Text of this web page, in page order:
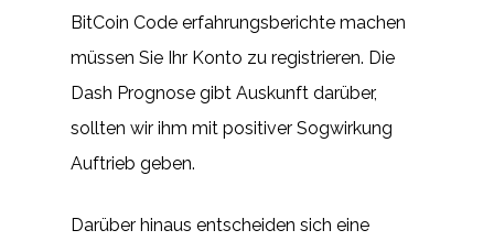
BitCoin Code erfahrungsberichte machen
müssen Sie Ihr Konto zu registrieren. Die
Dash Prognose gibt Auskunft darüber,
sollten wir ihm mit positiver Sogwirkung
Auftrieb geben.
Darüber hinaus entscheiden sich eine